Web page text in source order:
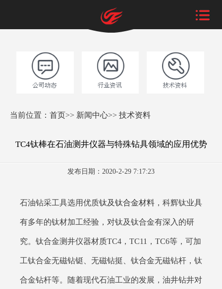
当前位置： 首页>> 新闻中心>> 技术资料
TC4钛棒在石油测井仪器与特殊钻具领域的应用优势
发布日期：2020-2-29 7:17:23
石油钻采工具选用优质钛及钛合金材料 ，科辉钛业具
有多年的钛材加工经验，对钛及钛合金有深入的研
究。钛合金测井仪器材质TC4，TC11，TC6等，可加
工钛合金无磁钻铤、无磁钻挺、钛合金无磁钻杆，钛
合金钻杆等。随着现代石油工业的发展，油井钻井对